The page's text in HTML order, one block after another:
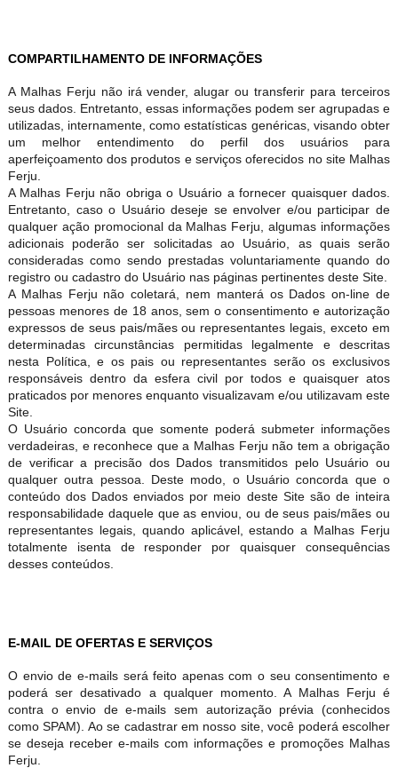
COMPARTILHAMENTO DE INFORMAÇÕES
A Malhas Ferju não irá vender, alugar ou transferir para terceiros
seus dados. Entretanto, essas informações podem ser agrupadas e
utilizadas, internamente, como estatísticas genéricas, visando obter
um melhor entendimento do perfil dos usuários para
aperfeiçoamento dos produtos e serviços oferecidos no site Malhas
Ferju.
A Malhas Ferju não obriga o Usuário a fornecer quaisquer dados.
Entretanto, caso o Usuário deseje se envolver e/ou participar de
qualquer ação promocional da Malhas Ferju, algumas informações
adicionais poderão ser solicitadas ao Usuário, as quais serão
consideradas como sendo prestadas voluntariamente quando do
registro ou cadastro do Usuário nas páginas pertinentes deste Site.
A Malhas Ferju não coletará, nem manterá os Dados on-line de
pessoas menores de 18 anos, sem o consentimento e autorização
expressos de seus pais/mães ou representantes legais, exceto em
determinadas circunstâncias permitidas legalmente e descritas
nesta Política, e os pais ou representantes serão os exclusivos
responsáveis dentro da esfera civil por todos e quaisquer atos
praticados por menores enquanto visualizavam e/ou utilizavam este
Site.
O Usuário concorda que somente poderá submeter informações
verdadeiras, e reconhece que a Malhas Ferju não tem a obrigação
de verificar a precisão dos Dados transmitidos pelo Usuário ou
qualquer outra pessoa. Deste modo, o Usuário concorda que o
conteúdo dos Dados enviados por meio deste Site são de inteira
responsabilidade daquele que as enviou, ou de seus pais/mães ou
representantes legais, quando aplicável, estando a Malhas Ferju
totalmente isenta de responder por quaisquer consequências
desses conteúdos.
E-MAIL DE OFERTAS E SERVIÇOS
O envio de e-mails será feito apenas com o seu consentimento e
poderá ser desativado a qualquer momento. A Malhas Ferju é
contra o envio de e-mails sem autorização prévia (conhecidos
como SPAM). Ao se cadastrar em nosso site, você poderá escolher
se deseja receber e-mails com informações e promoções Malhas
Ferju.